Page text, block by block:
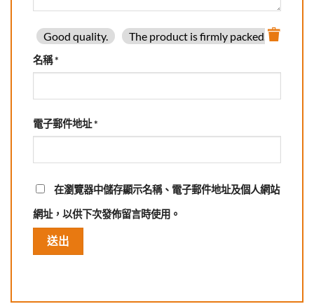
Good quality. The product is firmly packed.
名稱*
電子郵件地址*
在瀏覽器中儲存顯示名稱、電子郵件地址及個人網站
網址，以供下次發佈留言時使用。